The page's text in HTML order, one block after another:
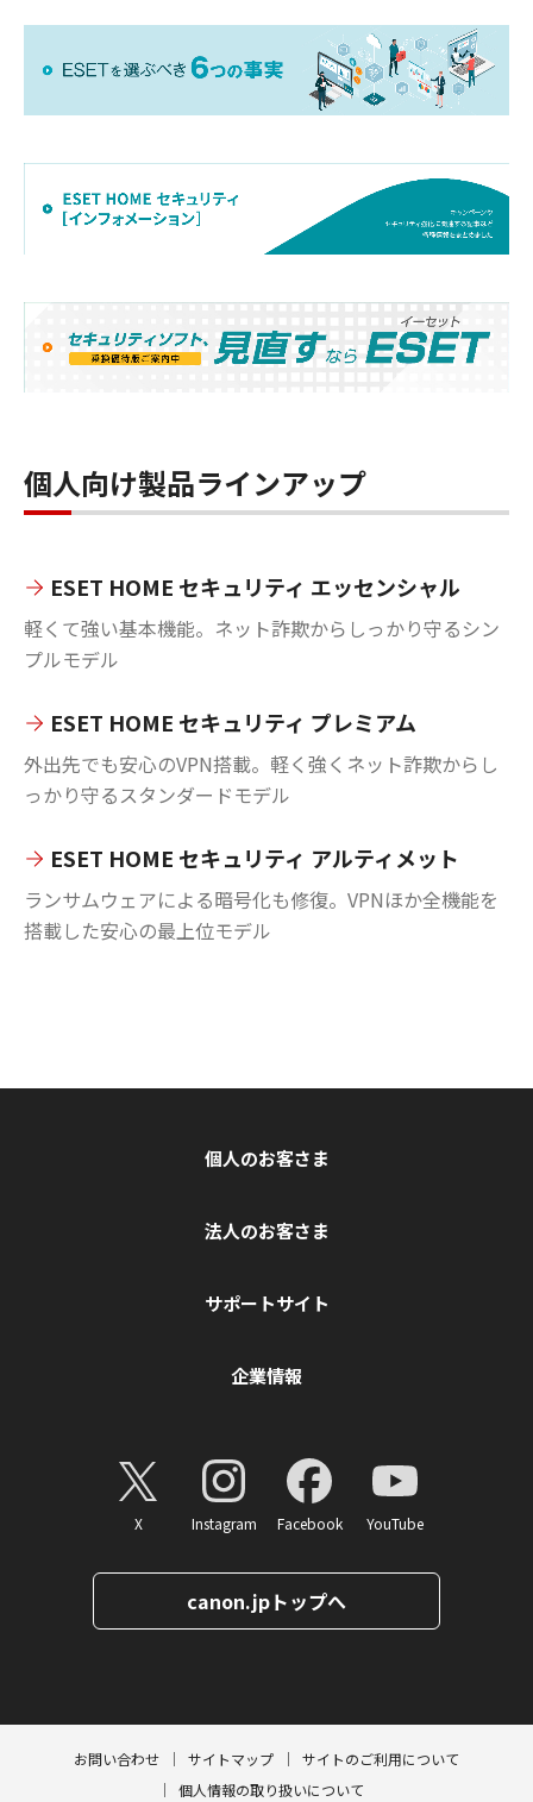
個人向け製品ラインアップ
ESET HOME セキュリティ エッセンシャル
軽くて強い基本機能。ネット詐欺からしっかり守るシン
プルモデル
ESET HOME セキュリティ プレミアム
外出先でも安心のVPN搭載。軽く強くネット詐欺からし
っかり守るスタンダードモデル
ESET HOME セキュリティ アルティメット
ランサムウェアによる暗号化も修復。VPNほか全機能を
搭載した安心の最上位モデル
個人のお客さま
法人のお客さま
サポートサイト
企業情報
X Instagram Facebook YouTube
canon.jpトップへ
お問い合わせ サイトマップ
サイトのご利用について
個人情報の取り扱いについて